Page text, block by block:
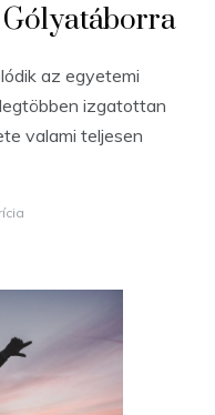
Gólyatáborra
az egyetemi
izgatottan
valami teljesen